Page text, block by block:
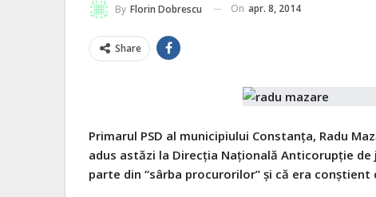
By Florin Dobrescu On apr. 8, 2014
Share
Primarul PSD al municipiului Constanţa, Radu
adus astăzi la Direcţia Naţională Anticorupţie
parte din “sârba procurorilor” şi că era